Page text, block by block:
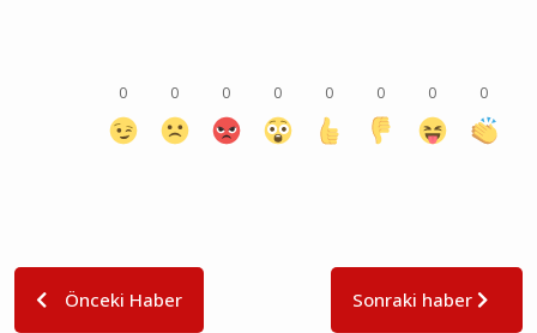
0 0 0 0 0 0 0 0
Önceki Haber Sonraki haber